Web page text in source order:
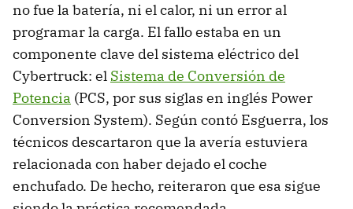
no fue la batería, ni el calor, ni un error al
programar la carga. El fallo estaba en un
componente clave del sistema eléctrico del
Cybertruck: el Sistema de Conversión de
Potencia (PCS, por sus siglas en inglés Power
Conversion System). Según contó Esguerra, los
técnicos descartaron que la avería estuviera
relacionada con haber dejado el coche
enchufado. De hecho, reiteraron que esa sigue